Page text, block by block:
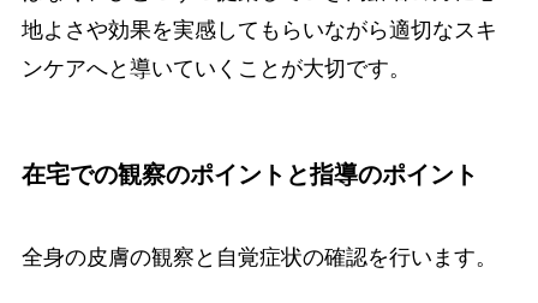
地よさや効果を実感してもらいながら適切なスキ
ンケアへと導いていくことが大切です。
在宅での観察のポイントと指導のポイント
全身の皮膚の観察と自覚症状の確認を行います。